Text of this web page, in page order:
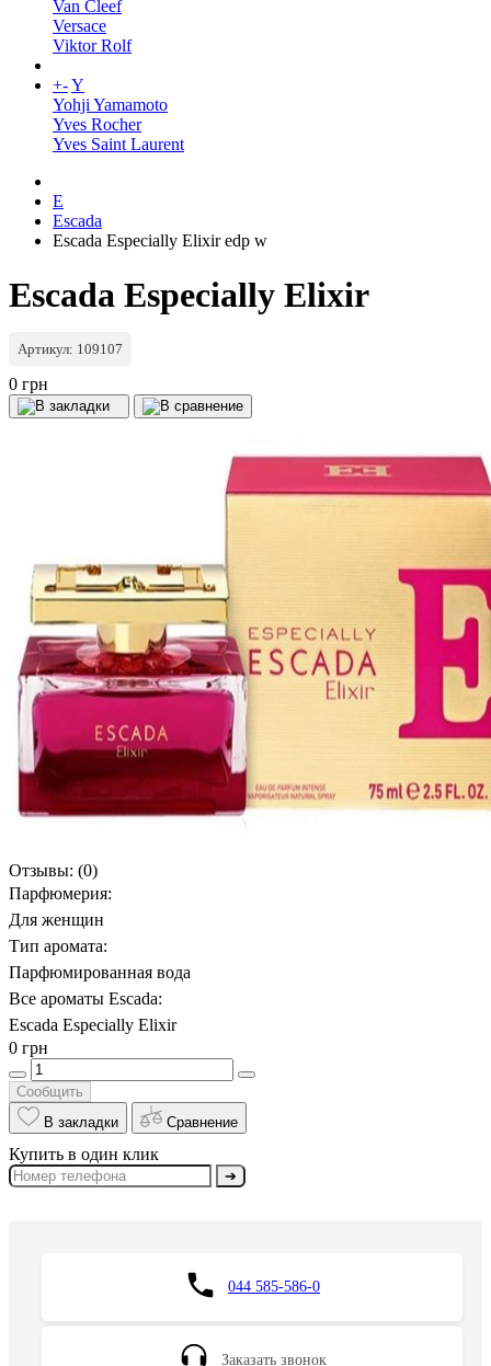
Van Cleef
Versace
Viktor Rolf
+-Y
Yohji Yamamoto
Yves Rocher
Yves Saint Laurent
E
Escada
Escada Especially Elixir edp w
Escada Especially Elixir
Артикул: 109107
0 грн
Отзывы: (0)
Парфюмерия:
Для женщин
Тип аромата:
Парфюмированная вода
Все ароматы Escada:
Escada Especially Elixir
0 грн
Сообщить
В закладки
Сравнение
Купить в один клик
➔
044 585-586-0
Заказать звонок